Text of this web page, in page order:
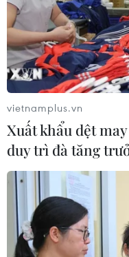
Hiện nay, mới chỉ có
công lập và tư nhân
thành công hồ sơ
viện phải hoàn thành
vietnamplus.vn
Xuất khẩu dệt
duy trì đà tăng